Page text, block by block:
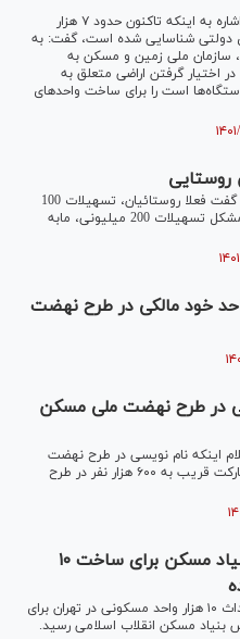
مديرعامل سازمان ملی زمين و مسكن با اشاره به اينكه تاكنون حدود ۷ هزار
دولتی شناسایی شده است، گفت: به
مسکن، سازمان ملی زمين و مسكن به
اختيار گرفتن اراضی متعلق به
است را برای ساخت واحدهای
آقای نیکزاد در برنامه صف اول شبکه خبر گفت فعلا روستائیان، تسهیلات 100
میلیونی دریافت می کنند و پس از حل مشکل تسهیلات 200 میلیونی، مابه
بیش از ۱۱ هزار واحد خود مالکی در طرح نهضت
در طرح نهضت ملی مسکن
اینکه نام نویسی در طرح نهضت
ملی مسکن تا ۲۹ اسفند ادامه دارد از مشارکت قریب به ۶۰۰ هزار نفر در طرح
تفاهم نامه شهرداری تهران و بنیاد مسکن برای ساخت ۱۰
طی مراسمی تفاهم نامه مشترک برای احداث ۱۰ هزار واحد مسکونی در تهران برای
بنیاد مسکن انقلاب اسلامی رسید.